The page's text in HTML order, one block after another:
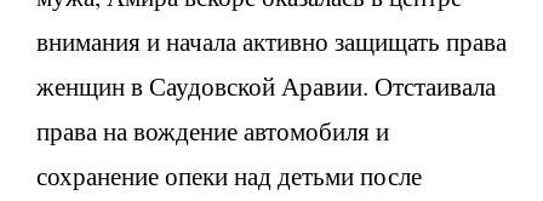
внимания и начала активно защищать права
женщин в Саудовской Аравии. Отстаивала
права на вождение автомобиля и
сохранение опеки над детьми после